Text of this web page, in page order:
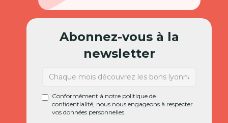
Abonnez-vous à la
newsletter
Conformément à notre politique de
confidentialité, nous nous engageons à respecter
vos données personnelles.